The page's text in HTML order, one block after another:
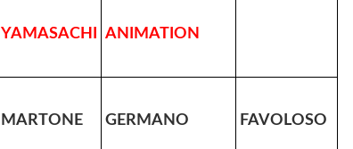
YAMASACHI ANIMATION
MARTONE GERMANO FAVOLOSO